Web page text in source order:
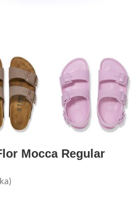
Mocca Regular